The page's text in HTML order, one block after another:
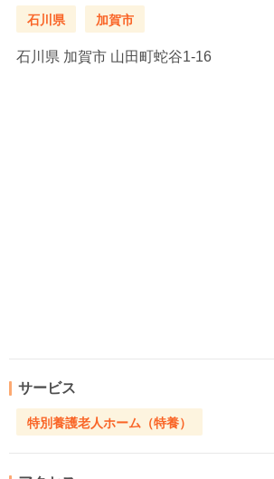
石川県 加賀市
石川県 加賀市 山田町蛇谷1‐16
サービス
特別養護老人ホーム（特養）